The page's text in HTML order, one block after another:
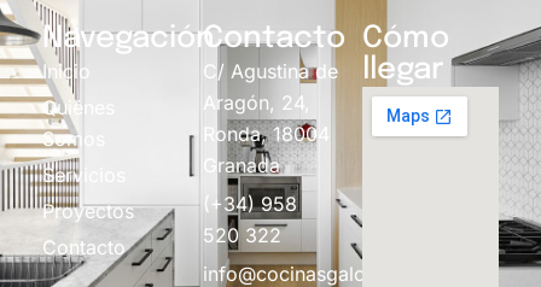
Navegación
Inicio
Quiénes
Somos
Servicios
Proyectos
Contacto
Contacto
C/ Agustina de
Aragón, 24,
Ronda, 18004
Granada
(+34) 958
520 322
info@cocinasgalos.com
Cómo
llegar